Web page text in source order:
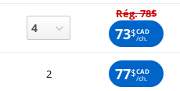
Rég. 78$
73$CAD
/ch.
2 77$CAD
/ch.